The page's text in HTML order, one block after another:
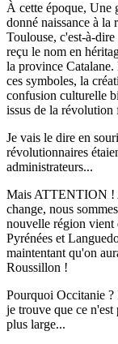
À cette époque, Une
donné naissance à
Toulouse, c'est-à-
reçu le nom en
la province
ces symboles, la
confusion culturelle
issus de la révolution
Je vais le dire en
révolutionnaires
administrateurs...
Mais ATTENTION !
change, nous
nouvelle région vient
Pyrénées et
maintentant qu'on
Roussillon !
Pourquoi Occitanie ?
je trouve que ce
plus large...